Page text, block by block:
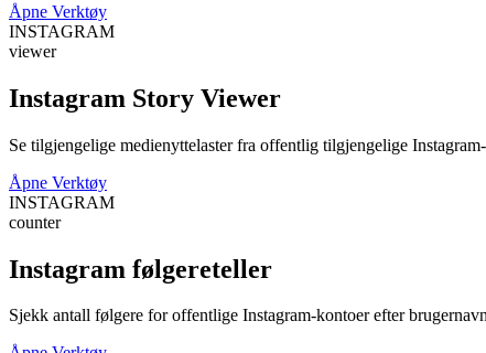
Åpne Verktøy
INSTAGRAM
viewer
Instagram Story Viewer
Se tilgjengelige medienyttelaster fra offentlig tilgjengelige
Åpne Verktøy
INSTAGRAM
counter
Instagram følgereteller
Sjekk antall følgere for offentlige Instagram-kontoer efter